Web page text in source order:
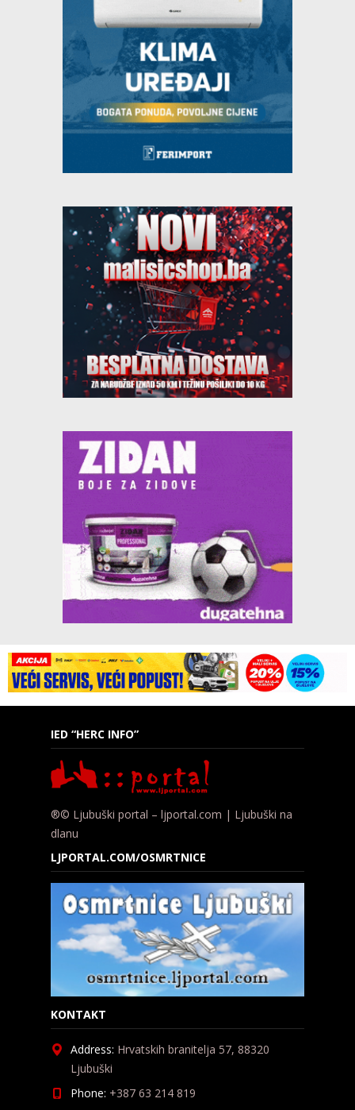
IED “HERC INFO”
®© Ljubuški portal – ljportal.com | Ljubuški na
dlanu
LJPORTAL.COM/OSMRTNICE
KONTAKT
Address: Hrvatskih branitelja 57, 88320
Ljubuški
Phone: +387 63 214 819